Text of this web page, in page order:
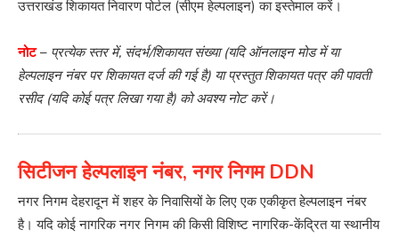
उत्तराखंड शिकायत निवारण पोर्टल (सीएम हेल्पलाइन) का इस्तेमाल करें।
नोट – प्रत्येक स्तर में, संदर्भ/शिकायत संख्या (यदि ऑनलाइन मोड में या
हेल्पलाइन नंबर पर शिकायत दर्ज की गई है) या प्रस्तुत शिकायत पत्र की पावती
रसीद (यदि कोई पत्र लिखा गया है) को अवश्य नोट करें।
सिटीजन हेल्पलाइन नंबर, नगर निगम DDN
नगर निगम देहरादून में शहर के निवासियों के लिए एक एकीकृत हेल्पलाइन नंबर
है। यदि कोई नागरिक नगर निगम की किसी विशिष्ट नागरिक-केंद्रित या स्थानीय